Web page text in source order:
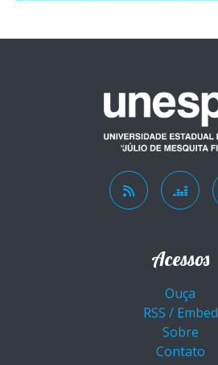
Acessos
Ouça
RSS / Embed
Sobre
Contato